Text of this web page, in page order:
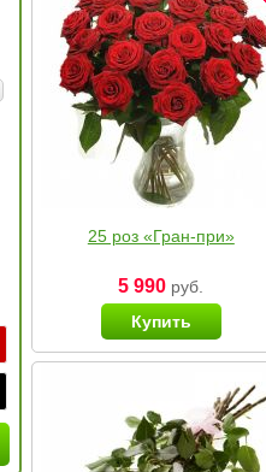
25 роз «Гран-при»
5 990 руб.
Купить